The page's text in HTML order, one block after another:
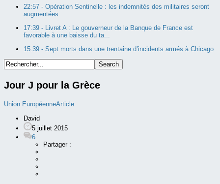
22:57 - Opération Sentinelle : les indemnités des militaires seront
augmentées
17:39 - Livret A : Le gouverneur de la Banque de France est
favorable à une baisse du ta...
15:39 - Sept morts dans une trentaine d’incidents armés à Chicago
Jour J pour la Grèce
Union EuropéenneArticle
David
5 juillet 2015
6
Partager :